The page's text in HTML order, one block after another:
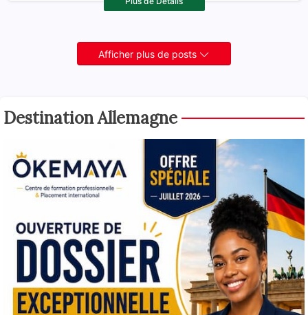
Afficher plus de posts
Destination Allemagne